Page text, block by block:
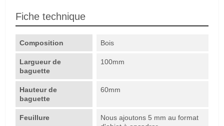
Fiche technique
Composition Bois
Largueur de
baguette
100mm
Hauteur de
baguette
60mm
Feuillure
Nous ajoutons 5 mm au format